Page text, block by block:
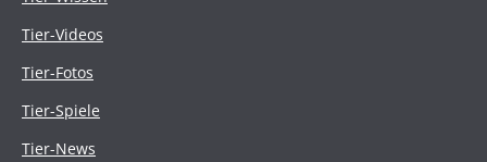
Tier-Videos
Tier-Fotos
Tier-Spiele
Tier-News